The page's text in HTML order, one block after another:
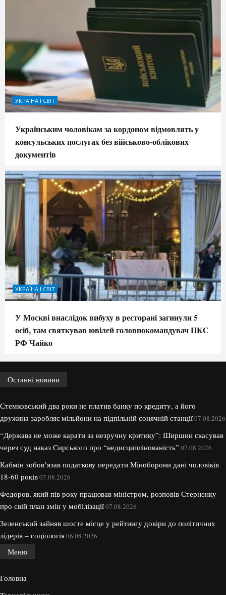
УКРАЇНА І СВІТ
Українським чоловікам за кордоном відмовлять у
консульських послугах без військово-облікових
документів
УКРАЇНА І СВІТ
У Москві внаслідок вибуху в ресторані загинули 5
осіб, там святкував ювілей головнокомандувач ПКС
РФ Чайко
Останні новини
Стемковський два роки не платив банку по кредиту, а його
дружина заробляє мільйони на підпільній сонячній станції07.08.2026
“Держава не може карати за незручну критику”: Ширшин скасував
через суд наказ Сирського про “недисциплінованість” 07.08.2026
Кабмін зобовʼязав податкову передати Міноборони дані чоловіків
18-60 років07.08.2026
Федоров, який пів року працював міністром, розповів Стерненку
про свій план змін у мобілізації07.08.2026
Зеленський зайняв шосте місце у рейтингу довіри до політичних
лідерів – соціологія06.08.2026
Меню
Головна